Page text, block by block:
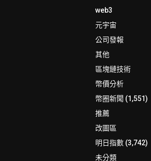
web3
元宇宙
公司發報
其他
區塊鏈技術
幣價分析
幣圈新聞 (1,551)
推薦
改圖區
明日指數(3,742)
未分類